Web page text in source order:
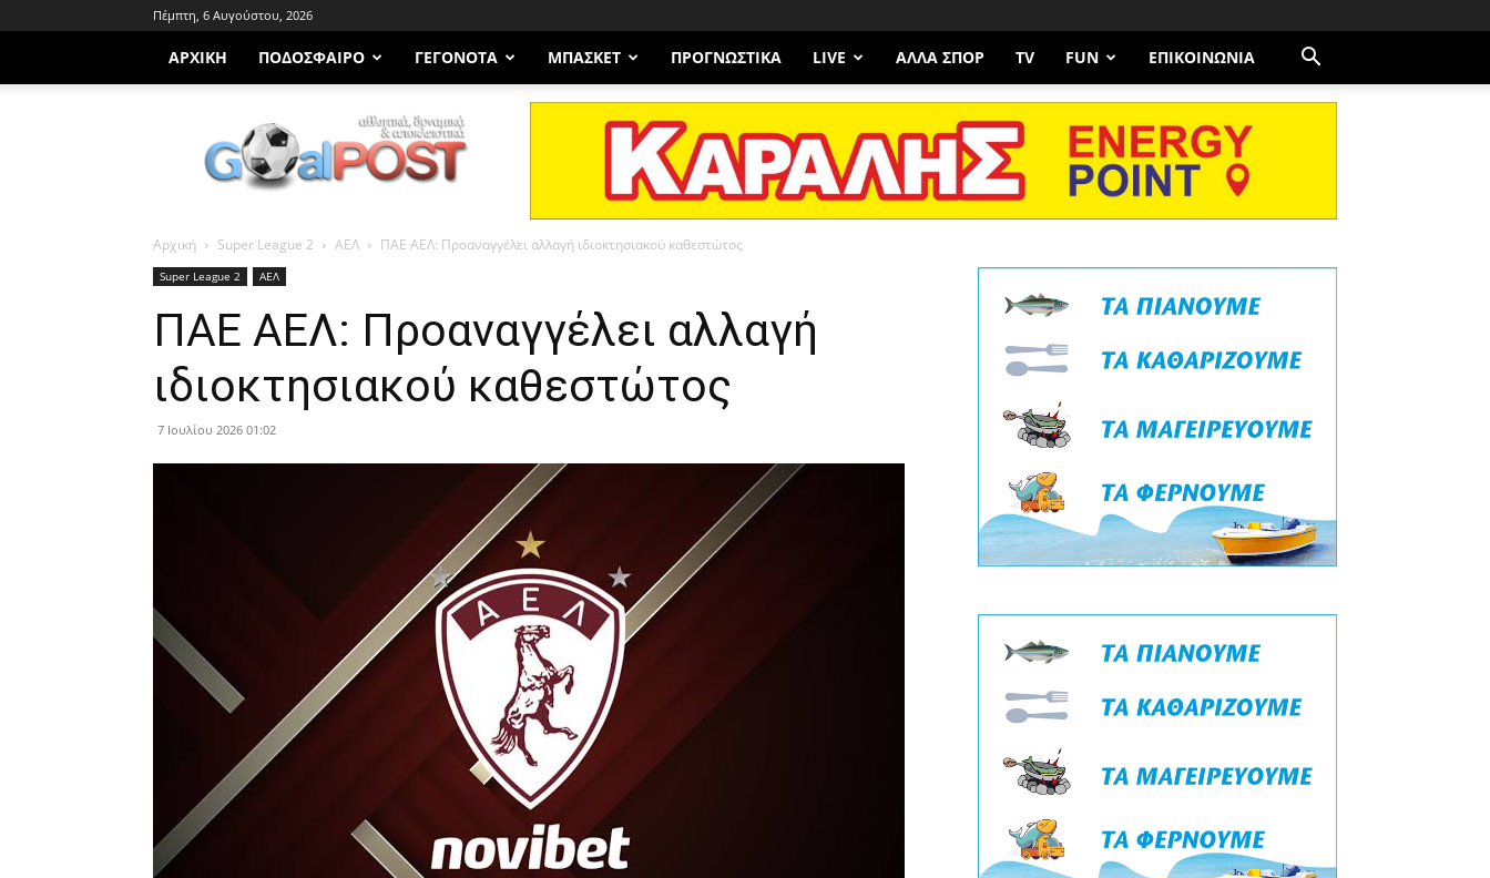
Πέμπτη, 6 Αυγούστου, 2026
ΑΡΧΙΚΗ ΠΟΔΌΣΦΑΙΡΟ ΓΕΓΟΝΌΤΑ ΜΠΆΣΚΕΤ ΠΡΟΓΝΩΣΤΙΚΑ LIVE ΆΛΛΑ ΣΠΟΡ TV FUN ΕΠΙΚΟΙΝΩΝΊΑ
Goalpost.gr
Αρχική Super League 2 ΑΕΛ ΠΑΕ ΑΕΛ: Προαναγγέλει αλλαγή ιδιοκτησιακού καθεστώτος
Super League 2 ΑΕΛ
ΠΑΕ ΑΕΛ: Προαναγγέλει αλλαγή
ιδιοκτησιακού καθεστώτος
7 Ιουλίου 2026 01:02